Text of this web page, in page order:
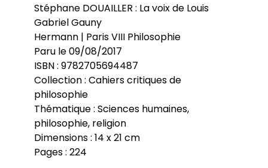
Stéphane DOUAILLER : La voix de Louis
Gabriel Gauny
Hermann | Paris VIII Philosophie
Paru le 09/08/2017
ISBN : 9782705694487
Collection : Cahiers critiques de
philosophie
Thématique : Sciences humaines,
philosophie, religion
Dimensions : 14 x 21 cm
Pages : 224